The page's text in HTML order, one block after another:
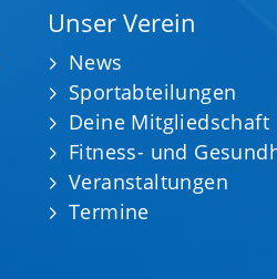
Unser Verein
News
Sportabteilungen
Deine Mitgliedschaft
Fitness- und
Veranstaltungen
Termine